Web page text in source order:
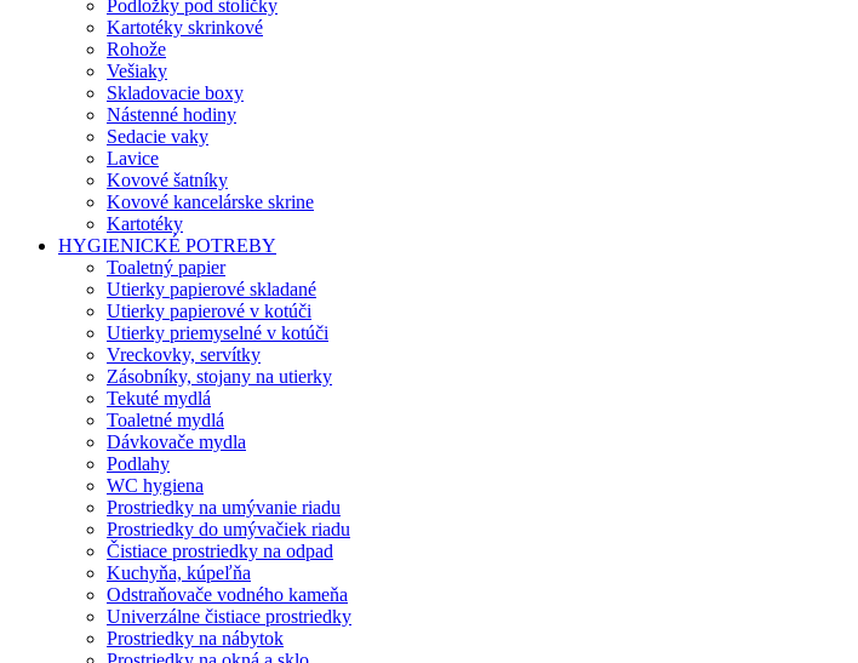
Podložky pod stoličky
Kartotéky skrinkové
Rohože
Vešiaky
Skladovacie boxy
Nástenné hodiny
Sedacie vaky
Lavice
Kovové šatníky
Kovové kancelárske skrine
Kartotéky
HYGIENICKÉ POTREBY
Toaletný papier
Utierky papierové skladané
Utierky papierové v kotúči
Utierky priemyselné v kotúči
Vreckovky, servítky
Zásobníky, stojany na utierky
Tekuté mydlá
Toaletné mydlá
Dávkovače mydla
Podlahy
WC hygiena
Prostriedky na umývanie riadu
Prostriedky do umývačiek riadu
Čistiace prostriedky na odpad
Kuchyňa, kúpeľňa
Odstraňovače vodného kameňa
Univerzálne čistiace prostriedky
Prostriedky na nábytok